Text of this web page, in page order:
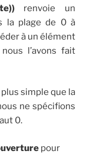
renvoie un
la plage de 0 à
à un élément
l’avons fait
simple que la
ne spécifions
0.
pour